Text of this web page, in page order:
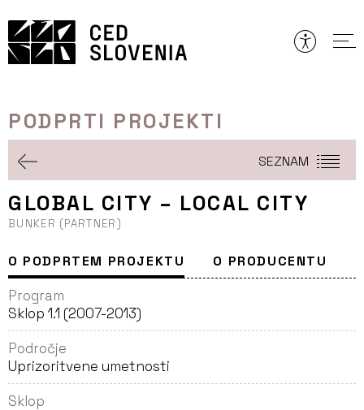
to
vsebine
PODPRTI PROJEKTI
SEZNAM
GLOBAL CITY – LOCAL CITY
BUNKER (PARTNER)
O PODPRTEM PROJEKTU O PRODUCENTU
Program
Sklop 1.1 (2007-2013)
Področje
Uprizoritvene umetnosti
Sklop